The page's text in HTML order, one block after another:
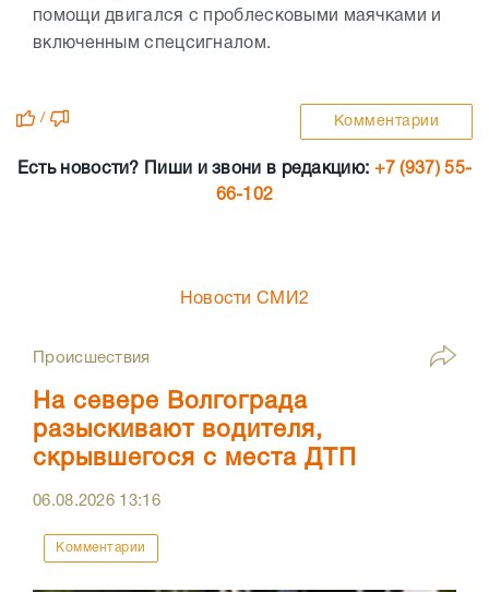
помощи двигался с проблесковыми маячками и
включенным спецсигналом.
/ Комментарии
Есть новости? Пиши и звони в редакцию: +7 (937) 55-
66-102
Новости СМИ2
Происшествия
На севере Волгограда
разыскивают водителя,
скрывшегося с места ДТП
06.08.2026 13:16
Комментарии